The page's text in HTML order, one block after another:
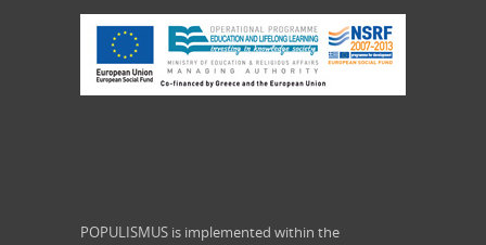
POPULISMUS is implemented within the